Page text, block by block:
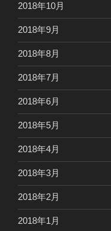
2018年10月
2018年9月
2018年8月
2018年7月
2018年6月
2018年5月
2018年4月
2018年3月
2018年2月
2018年1月